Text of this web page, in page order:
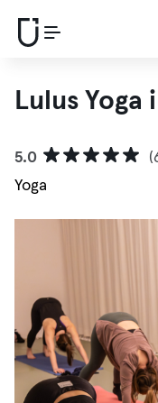
Lulus Yoga
5.0
Yoga